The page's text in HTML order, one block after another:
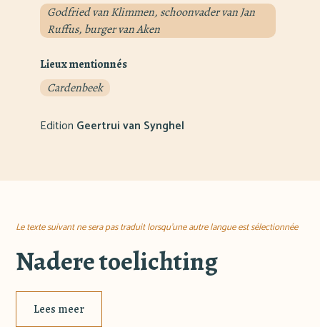
Godfried van Klimmen, schoonvader van Jan
Ruffus, burger van Aken
Lieux mentionnés
Cardenbeek
Edition Geertrui van Synghel
Le texte suivant ne sera pas traduit lorsqu'une autre langue est sélectionnée
Nadere toelichting
Lees meer